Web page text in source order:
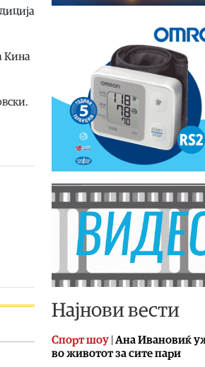
Кина
Најнови вести
Спорт шоу | Aна Ивановиќ
во животот за сите пари